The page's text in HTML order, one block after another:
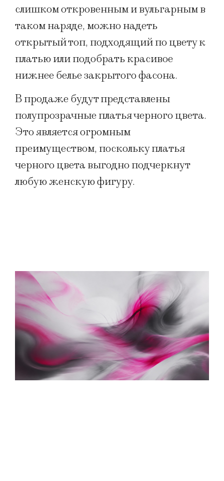
слишком откровенным и вульгарным в
таком наряде, можно надеть
открытый топ, подходящий по цвету к
платью или подобрать красивое
нижнее белье закрытого фасона.
В продаже будут представлены
полупрозрачные платья черного цвета.
Это является огромным
преимуществом, поскольку платья
черного цвета выгодно подчеркнут
любую женскую фигуру.